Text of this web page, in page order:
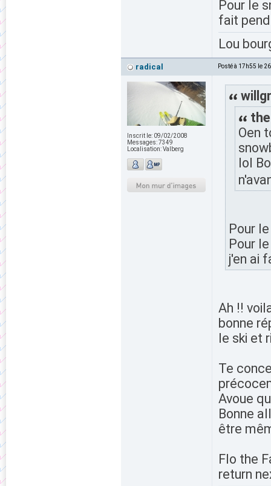
Pour le
fait
Lou
radical Posté à 17h55 le
Inscrit le: 09/02/2008
Messages:7349
Localisation:Valberg
Oen
lol
Pour
Pour
j'en ai
Ah !!
bonne
le ski et
Te
Avoue
Bonne
être
Flo the
return